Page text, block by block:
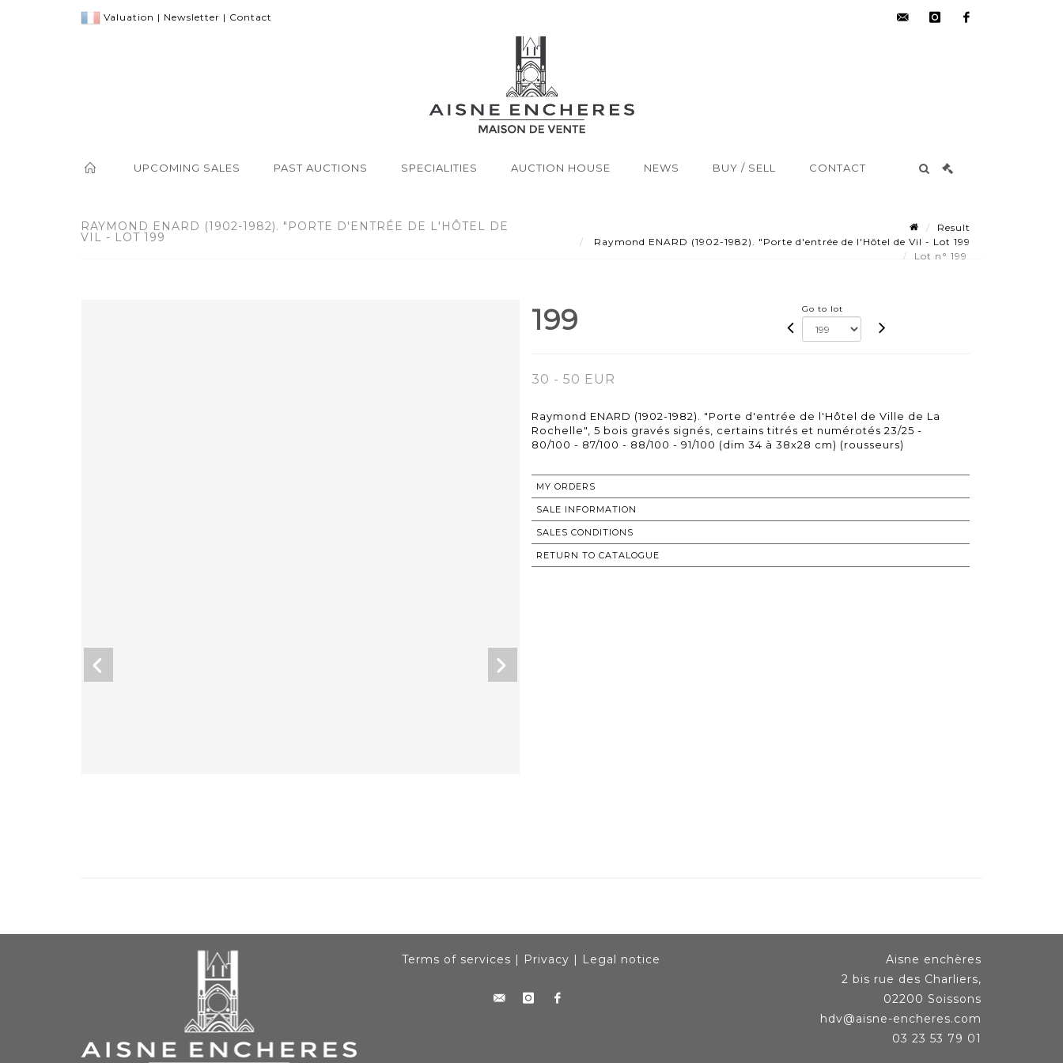
Valuation | Newsletter | Contact
UPCOMING SALES PAST AUCTIONS SPECIALITIES AUCTION HOUSE NEWS BUY / SELL CONTACT
RAYMOND ENARD (1902-1982). "PORTE D'ENTRÉE DE L'HÔTEL DE
VIL - LOT 199
Result
Raymond ENARD (1902-1982). "Porte d'entrée de l'Hôtel de Vil - Lot 199
Lot n° 199
199 Go to lot
30 - 50 EUR
Raymond ENARD (1902-1982). "Porte d'entrée de l'Hôtel de Ville de La
Rochelle", 5 bois gravés signés, certains titrés et numérotés 23/25 -
80/100 - 87/100 - 88/100 - 91/100 (dim 34 à 38x28 cm) (rousseurs)
MY ORDERS
SALE INFORMATION
SALES CONDITIONS
RETURN TO CATALOGUE
Terms of services | Privacy | Legal notice
Aisne enchères
2 bis rue des Charliers,
02200 Soissons
hdv@aisne-encheres.com
03 23 53 79 01